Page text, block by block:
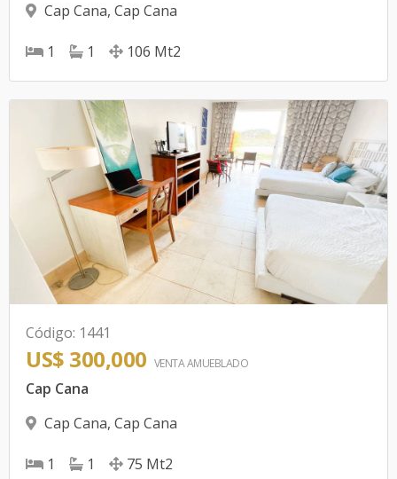
Cap Cana, Cap Cana
1 1 106 Mt2
Código: 1441
US$ 300,000 VENTA AMUEBLADO
Cap Cana
Cap Cana, Cap Cana
1 1 75 Mt2